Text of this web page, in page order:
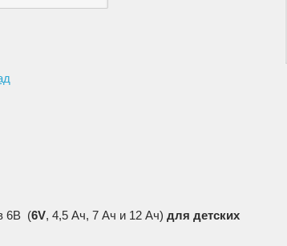
6В (6V, 4,5 Ач, 7 Ач и 12 Ач) для детских